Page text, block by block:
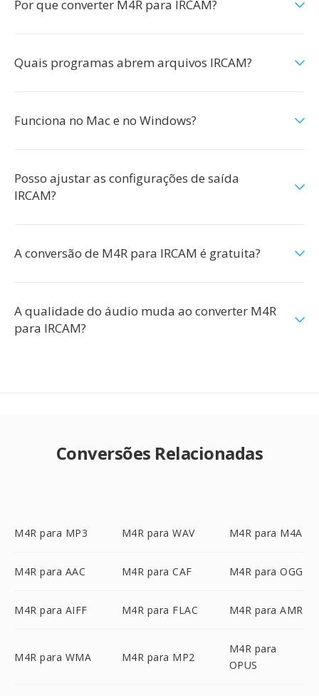
Por que converter M4R para IRCAM?
Quais programas abrem arquivos IRCAM?
Funciona no Mac e no Windows?
Posso ajustar as configurações de saída
IRCAM?
A conversão de M4R para IRCAM é gratuita?
A qualidade do áudio muda ao converter M4R
para IRCAM?
Conversões Relacionadas
M4R para MP3 M4R para WAV M4R para M4A
M4R para AAC M4R para CAF M4R para OGG
M4R para AIFF M4R para FLAC M4R para AMR
M4R para WMA M4R para MP2
M4R para
OPUS